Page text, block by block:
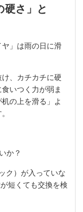
硬さ」と
」は雨の日に滑
、カチカチに硬
いつく力が弱ま
の上を滑る」よ
か？
ク）が入っていな
短くても交換を検